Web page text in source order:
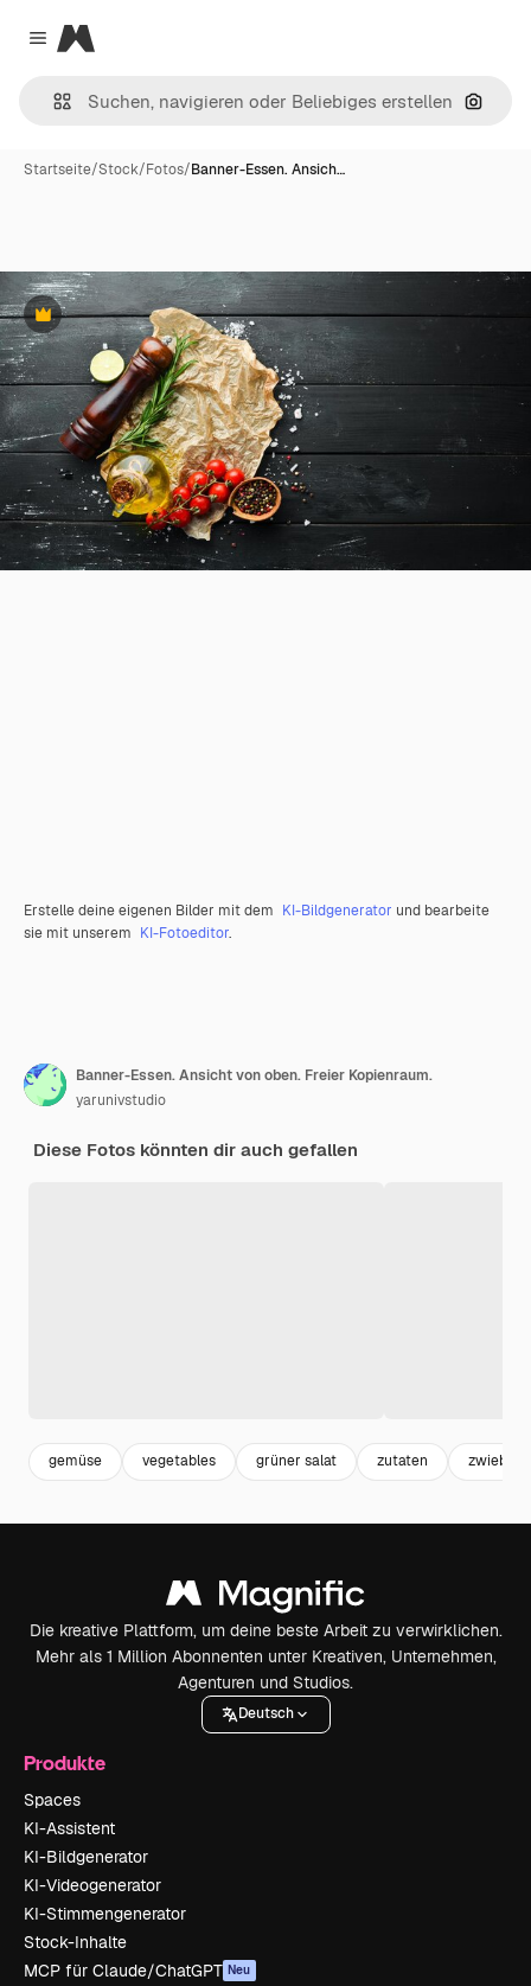
Close menu
Magnific
Nach
Startseite/Stock/Fotos/Banner-Essen. Ansich…
Premium
Erstelle deine eigenen Bilder mit dem KI-Bildgenerator und bearbeite
sie mit unserem KI-Fotoeditor.
Banner-Essen. Ansicht von oben. Freier Kopienraum.
yarunivstudio
Diese Fotos könnten dir auch gefallen
gemüse vegetables grüner salat zutaten zwiebel
Die kreative Plattform, um deine beste Arbeit zu verwirklichen.
Mehr als 1 Million Abonnenten unter Kreativen, Unternehmen,
Agenturen und Studios.
Deutsch
Produkte
Spaces
KI-Assistent
KI-Bildgenerator
KI-Videogenerator
KI-Stimmengenerator
Stock-Inhalte
MCP für Claude/ChatGPT Neu